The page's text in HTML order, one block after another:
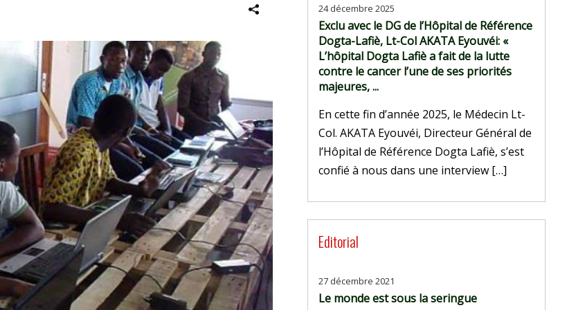
24 décembre 2025
Exclu avec le DG de l’Hôpital de Référence
Dogta-Lafiè, Lt-Col AKATA Eyouvéi: «
L’hôpital Dogta Lafiè a fait de la lutte
contre le cancer l’une de ses priorités
majeures, ...
En cette fin d’année 2025, le Médecin Lt-
Col. AKATA Eyouvéi, Directeur Général de
l’Hôpital de Référence Dogta Lafiè, s’est
confié à nous dans une interview […]
Editorial
27 décembre 2021
Le monde est sous la seringue